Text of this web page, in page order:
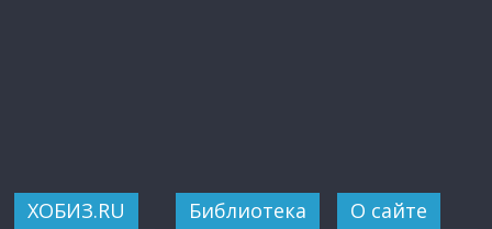
ХОБИЗ.RU Библиотека О сайте